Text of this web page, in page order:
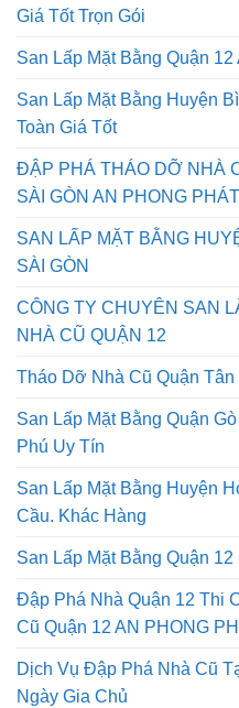
Giá Tốt Trọn Gói
San Lấp Mặt Bằng Quận
San Lấp Mặt Bằng Huyện
Toàn Giá Tốt
ĐẬP PHÁ THÁO DỠ NHÀ
SÀI GÒN AN PHONG PHÁT
SAN LẤP MẶT BẰNG
SÀI GÒN
CÔNG TY CHUYÊN SAN
NHÀ CŨ QUẬN 12
Tháo Dỡ Nhà Cũ Quận Tân
San Lấp Mặt Bằng Quận
Phú Uy Tín
San Lấp Mặt Bằng Huyện
Cầu. Khác Hàng
San Lấp Mặt Bằng Quận
Đập Phá Nhà Quận 12 Thi
Cũ Quận 12 AN PHONG
Dịch Vụ Đập Phá Nhà Cũ
Ngày Gia Chủ